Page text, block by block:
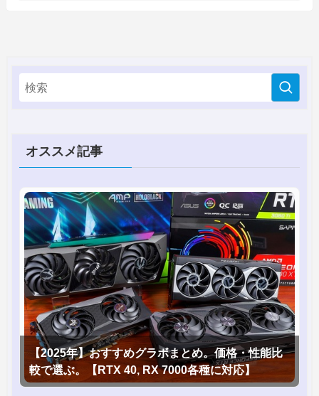
オススメ記事
【2025年】おすすめグラボまとめ。価格・性能比
較で選ぶ。【RTX 40, RX 7000各種に対応】